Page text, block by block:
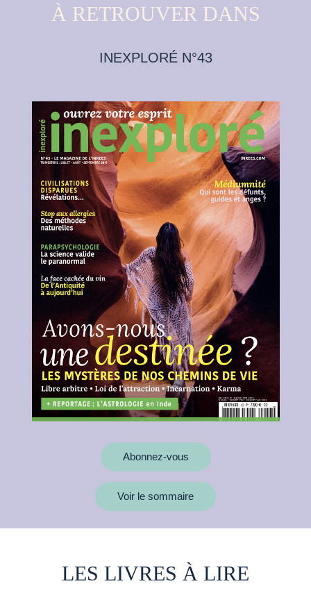
À RETROUVER DANS
INEXPLORÉ N°43
Abonnez-vous
Voir le sommaire
LES LIVRES À LIRE